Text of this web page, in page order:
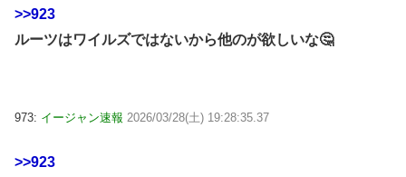
>>923
ルーツはワイルズではないから他のが欲しいな🤔
973: イージャン速報 2026/03/28(土) 19:28:35.37
>>923